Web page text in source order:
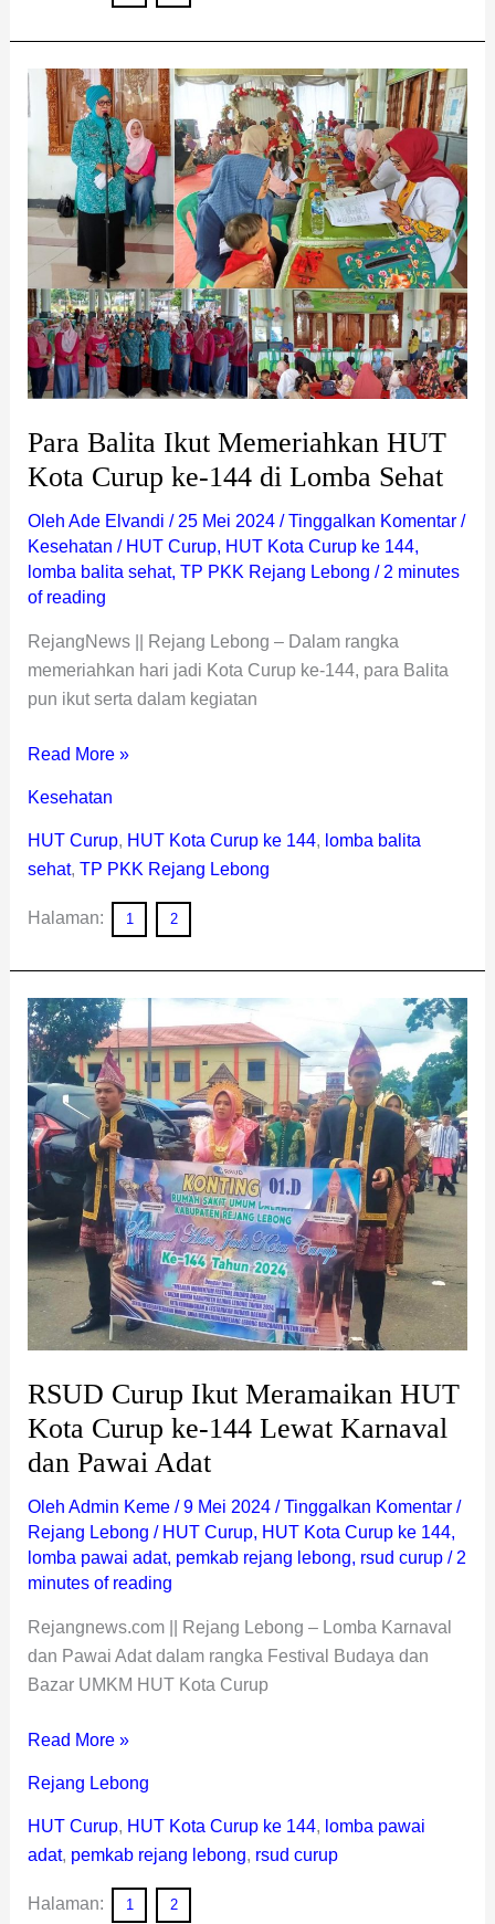
Para Balita Ikut Memeriahkan HUT
Kota Curup ke-144 di Lomba Sehat
Oleh Ade Elvandi / 25 Mei 2024 /Tinggalkan Komentar /
Kesehatan / HUT Curup, HUT Kota Curup ke 144,
lomba balita sehat, TP PKK Rejang Lebong / 2 minutes
of reading
RejangNews || Rejang Lebong – Dalam rangka
memeriahkan hari jadi Kota Curup ke-144, para Balita
pun ikut serta dalam kegiatan
Para
Balita
Ikut
Memeriahkan
HUT
Kota
Curup
144
di
Lomba
Sehat
Read More »
Kesehatan
HUT Curup, HUT Kota Curup ke 144, lomba balita
sehat, TP PKK Rejang Lebong
Halaman: 1 2
RSUD Curup Ikut Meramaikan HUT
Kota Curup ke-144 Lewat Karnaval
dan Pawai Adat
Oleh Admin Keme /9 Mei 2024 /Tinggalkan Komentar /
Rejang Lebong / HUT Curup, HUT Kota Curup ke 144,
lomba pawai adat, pemkab rejang lebong, rsud curup/ 2
minutes of reading
Rejangnews.com || Rejang Lebong – Lomba Karnaval
dan Pawai Adat dalam rangka Festival Budaya dan
Bazar UMKM HUT Kota Curup
RSUD
Curup
Ikut
Meramaikan
HUT
Kota
Curup
ke-
Lewat
Karnaval
dan
Pawai
Adat
Read More »
Rejang Lebong
HUT Curup, HUT Kota Curup ke 144, lomba pawai
adat, pemkab rejang lebong, rsud curup
Halaman: 1 2